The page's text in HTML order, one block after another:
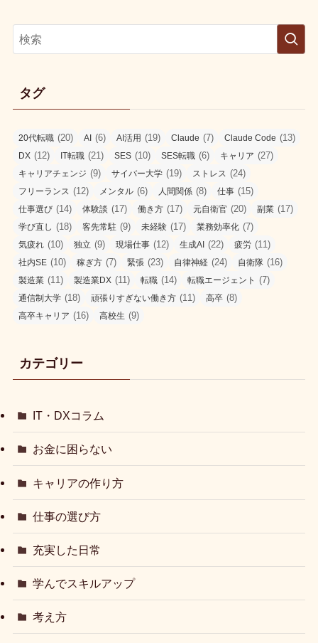
タグ
20代転職 (20) AI (6) AI活用 (19) Claude (7) Claude Code (13)
DX (12) IT転職 (21) SES (10) SES転職 (6) キャリア (27)
キャリアチェンジ (9) サイバー大学 (19) ストレス (24)
フリーランス (12) メンタル (6) 人間関係 (8) 仕事 (15)
仕事選び (14) 体験談 (17) 働き方 (17) 元自衛官 (20) 副業 (17)
学び直し (18) 客先常駐 (9) 未経験 (17) 業務効率化 (7)
気疲れ (10) 独立 (9) 現場仕事 (12) 生成AI (22) 疲労 (11)
社内SE (10) 稼ぎ方 (7) 緊張 (23) 自律神経 (24) 自衛隊 (16)
製造業 (11) 製造業DX (11) 転職 (14) 転職エージェント (7)
通信制大学 (18) 頑張りすぎない働き方 (11) 高卒 (8)
高卒キャリア (16) 高校生 (9)
カテゴリー
IT・DXコラム
お金に困らない
キャリアの作り方
仕事の選び方
充実した日常
学んでスキルアップ
考え方